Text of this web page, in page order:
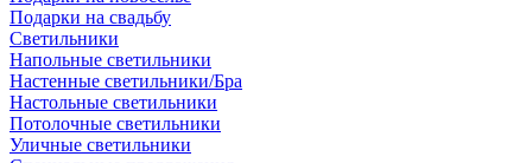
Подарки на свадьбу
Светильники
Напольные светильники
Настенные светильники/Бра
Настольные светильники
Потолочные светильники
Уличные светильники